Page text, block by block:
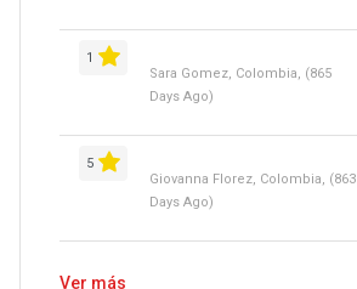
1
Sara Gomez, Colombia, (865
Days Ago)
5
Giovanna Florez, Colombia, (863
Days Ago)
Ver más